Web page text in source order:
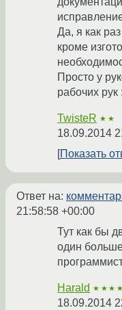
Да, я как
кроме
Просто у
рабочих рук
TwisteR ★★
18.09.2014
Показать
Ответ на:
21:58:58 +00:00
Тут как бы
один
Harald
18.09.2014